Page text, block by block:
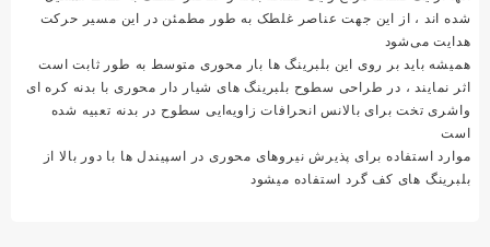
شده اند ، از این جهت عناصر غلطک به طور مطمئن در این مسیر حرکت
هدایت می‌شود
همیشه باید بر روی این بلبرینگ ها بار محوری متوسط به طور ثابت است
اثر نمایند ، در طراحی سطوح بلبرینگ های شیار دار محوری با بدنه کره ای
واشری تخت برای بالانس انحرافات زاویه‌ایی سطوح در بدنه تعبیه شده
است
موارد استفاده برای پذیرش نیروهای محوری در اسپیندل ها با دور بالا از
بلبرینگ های کف گرد استفاده میشود